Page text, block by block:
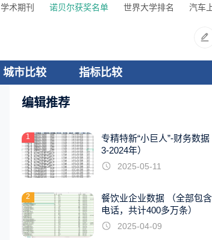
学术期刊 诺贝尔获奖名单 世界大学排名 汽车
城市比较 指标比较
编辑推荐
1
专精特新“小巨人”-财务数据
3-2024年）
2025-05-11
2
餐饮业企业数据 （全部包
电话，共计400多万条）
2025-04-09